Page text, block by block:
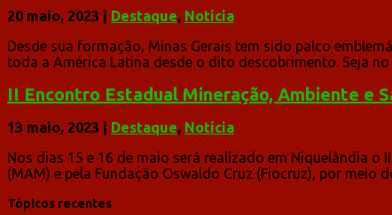
20 maio, 2023 Destaque, Notícia
Desde sua formação, Minas Gerais tem sido palco
toda a América Latina desde o dito descobrimento. Seja
II Encontro Estadual Mineração, Ambiente e
13 maio, 2023 Destaque, Notícia
Nos dias 15 e 16 de maio será realizado em Niquelândia o
(MAM) e pela Fundação Oswaldo Cruz (Fiocruz), por meio
Tópicos recentes